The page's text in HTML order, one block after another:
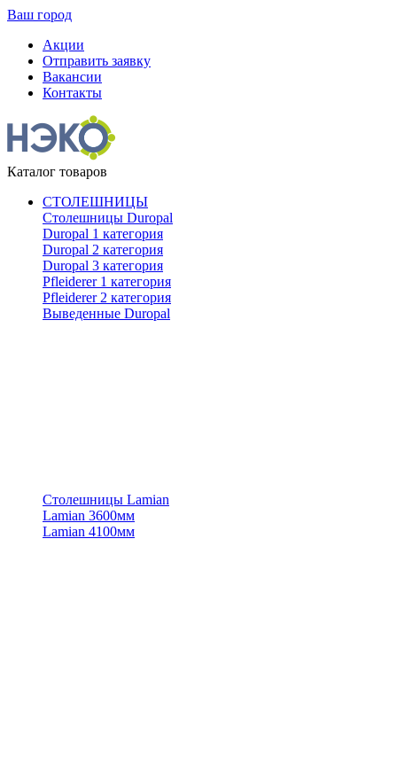
Ваш город
Акции
Отправить заявку
Вакансии
Контакты
Каталог товаров
СТОЛЕШНИЦЫ
Столешницы Duropal
Duropal 1 категория
Duropal 2 категория
Duropal 3 категория
Pfleiderer 1 категория
Pfleiderer 2 категория
Выведенные Duropal
Столешницы Lamian
Lamian 3600мм
Lamian 4100мм